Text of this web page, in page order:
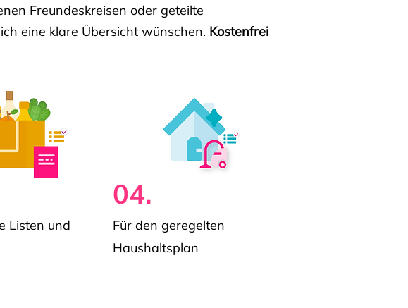
Freundeskreisen oder geteilte
eine klare Übersicht wünschen. Kostenfrei
Listen und
04.
Für den geregelten
Haushaltsplan